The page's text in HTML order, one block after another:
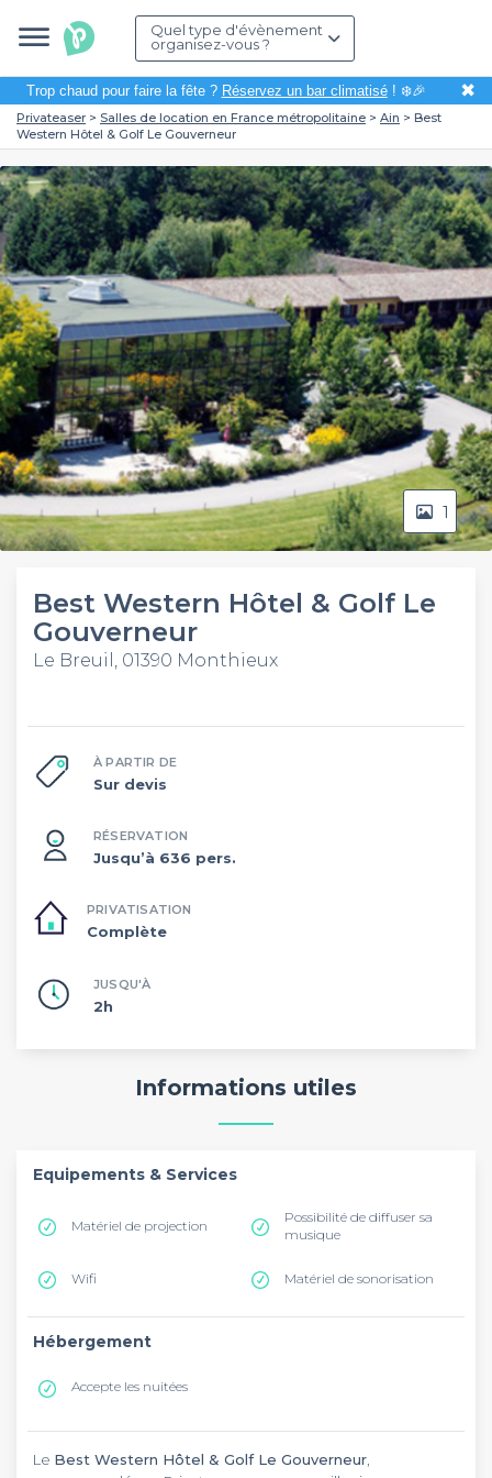
Quel type d'évènement
organisez-vous ?
Trop chaud pour faire la fête ? Réservez un bar climatisé! ❄️🎉 ✖
Privateaser Salles de location en France métropolitaine Ain
Best
Western Hôtel & Golf Le Gouverneur
1
Best Western Hôtel & Golf Le
Gouverneur
Le Breuil, 01390 Monthieux
À PARTIR DE
Sur devis
RÉSERVATION
Jusqu’à 636 pers.
PRIVATISATION
Complète
JUSQU'À
2h
Informations utiles
Equipements & Services
Matériel de projection
Possibilité de diffuser sa
musique
Wifi Matériel de sonorisation
Hébergement
Accepte les nuitées
Le Best Western Hôtel & Golf Le Gouverneur